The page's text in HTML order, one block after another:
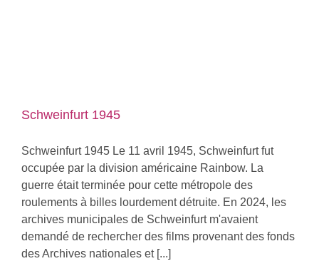
Schweinfurt 1945
Schweinfurt 1945 Le 11 avril 1945, Schweinfurt fut
occupée par la division américaine Rainbow. La
guerre était terminée pour cette métropole des
roulements à billes lourdement détruite. En 2024, les
archives municipales de Schweinfurt m'avaient
demandé de rechercher des films provenant des fonds
des Archives nationales et [...]